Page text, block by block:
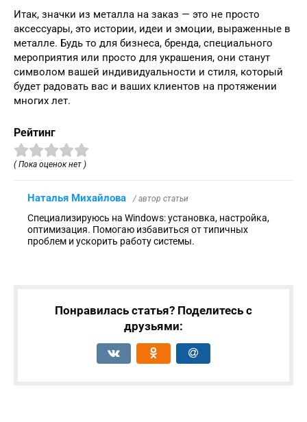
Итак, значки из металла на заказ — это не просто
аксессуары, это истории, идеи и эмоции, выраженные в
металле. Будь то для бизнеса, бренда, специального
мероприятия или просто для украшения, они станут
символом вашей индивидуальности и стиля, который
будет радовать вас и ваших клиентов на протяжении
многих лет.
Рейтинг
( Пока оценок нет )
Наталья Михайлова / автор статьи
Специализируюсь на Windows: установка, настройка,
оптимизация. Помогаю избавиться от типичных
проблем и ускорить работу системы.
Понравилась статья? Поделитесь с
друзьями: